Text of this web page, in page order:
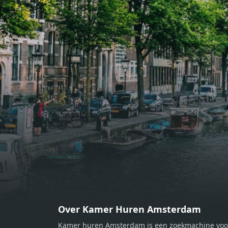
eethoek. De keuken is van alle
gemakken voorzien, perfect voor het
bereiden van heerlijke maaltijden.
Vanuit de woonkamer stap je zo het
balkon op, waar je kunt genieten
van een prachtig uitzicht en een
moment van rust. De woning
beschikt over twee comfortabele
slaapkamers van respectievelijk 12,1
m² en 8 m². Beide kamers bieden tal
van mogelijkheden, zoals een fijne
werkplek, een logeerkamer of een
persoonlijke slaapkamer. De
gemak en privacy. Gelegen in een
van
m²
van
Over Kamer Huren Amsterdam
Kamer huren Amsterdam is een zoekmachine